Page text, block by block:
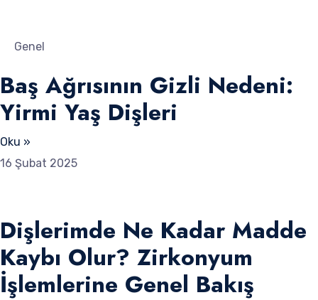
Genel
Baş Ağrısının Gizli Nedeni:
Yirmi Yaş Dişleri
Oku »
16 Şubat 2025
Dişlerimde Ne Kadar Madde
Kaybı Olur? Zirkonyum
İşlemlerine Genel Bakış